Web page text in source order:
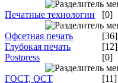
Печатные технологии [0]
Офсетная печать
[36]
Глубокая печать
[12]
Postpress
[0]
ГОСТ, ОСТ [11]